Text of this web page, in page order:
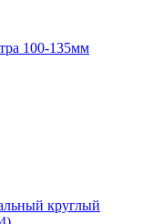
100-135мм
круглый